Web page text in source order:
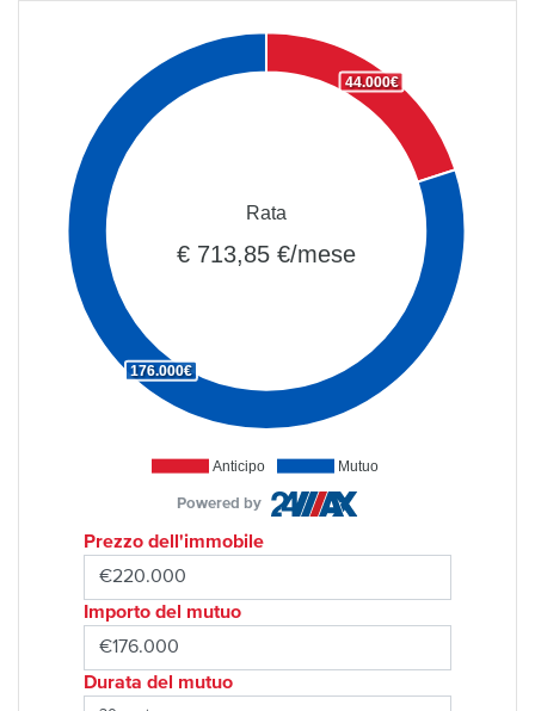
Anticipo Mutuo
44.000€
176.000€
Rata
€ 713,85 €/mese
Powered by
Prezzo dell'immobile
Importo del mutuo
Durata del mutuo